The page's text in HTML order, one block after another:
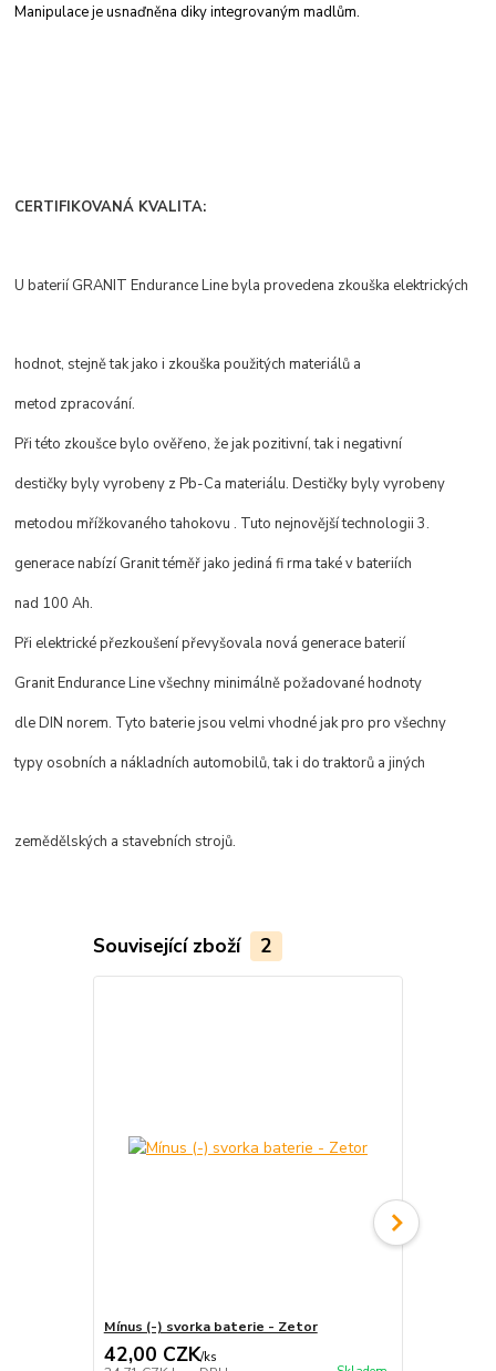
Manipulace je usnaďněnadiky integrovaným madlům.
CERTIFIKOVANÁ KVALITA:
U baterií GRANIT Endurance Line byla provedena zkouška elektrických
hodnot, stejně tak jako i zkouška použitých materiálů a
metod zpracování.
Při této zkoušce bylo ověřeno, že jak pozitivní, tak i negativní
destičky byly vyrobeny z Pb-Ca materiálu. Destičky byly vyrobeny
metodou mřížkovaného tahokovu . Tuto nejnovější technologii 3.
generace nabízí Granit téměř jako jediná fi rma také v bateriích
nad 100 Ah.
Při elektrické přezkoušení převyšovala nová generace baterií
Granit Endurance Line všechny minimálně požadované hodnoty
dle DIN norem. Tyto baterie jsou velmi vhodné jak pro pro všechny
typy osobních a nákladních automobilů, tak i do traktorů a jiných
zemědělských a stavebních strojů.
Související zboží 2
Mínus (-) svorka baterie - Zetor
42,00 CZK/ks